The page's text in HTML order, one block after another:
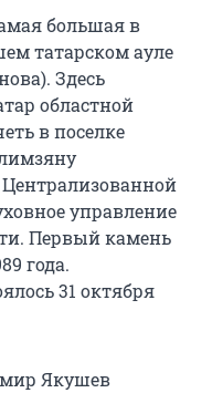
большая в
татарском ауле
Здесь
областной
в поселке
управление
Первый камень
года.
31 октября
Якушев